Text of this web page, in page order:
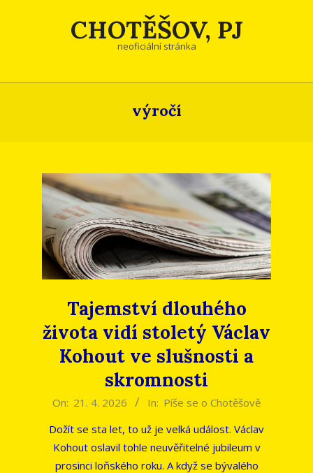
CHOTĚŠOV, PJ
neoficiální stránka
výročí
Tajemství dlouhého
života vidí stoletý Václav
Kohout ve slušnosti a
skromnosti
2026-
21
On: 21. 4. 2026 In: Píše se o Chotěšově
Dožít se sta let, to už je velká událost. Václav
Kohout oslavil tohle neuvěřitelné jubileum v
prosinci loňského roku. A když se bývalého